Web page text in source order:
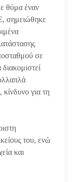
θύμα έναν
σημειώθηκε
σε
για τη
του, ενώ
και